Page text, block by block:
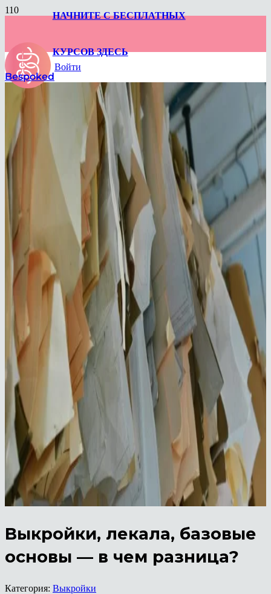
НАЧНИТЕ С БЕСПЛАТНЫХ
КУРСОВ ЗДЕСЬ
Bespoked
Войти
Выкройки, лекала, базовые
основы — в чем разница?
Категория: Выкройки